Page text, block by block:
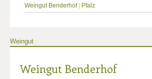
Weingut Benderhof| Pfalz
Weingut
Weingut Benderhof